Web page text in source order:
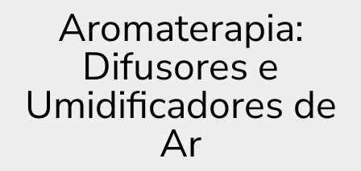
Aromaterapia:
Difusores e
Umidificadores de
Ar